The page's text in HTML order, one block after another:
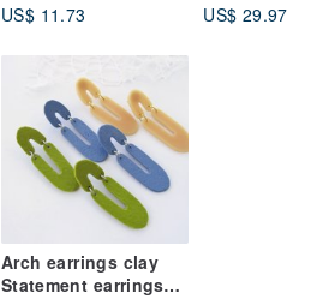
US$ 11.73
US$ 29.97
Arch earrings clay
Statement earrings